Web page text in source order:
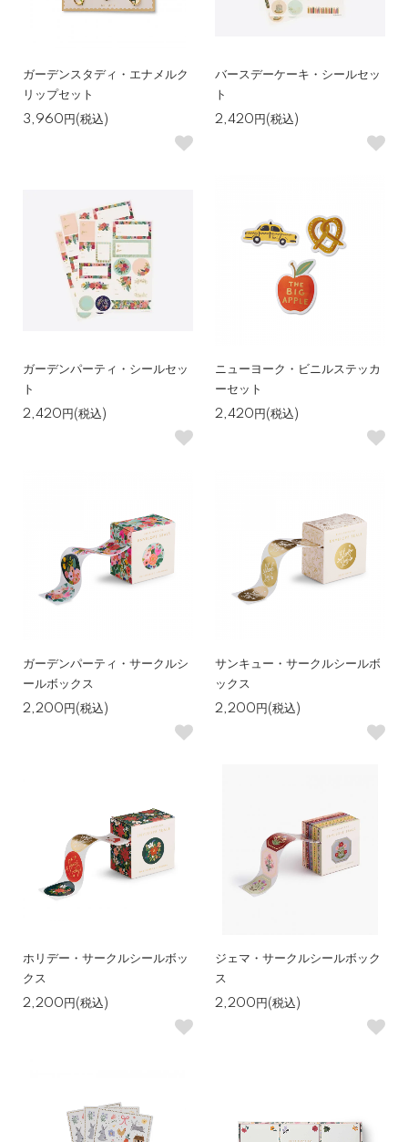
ガーデンスタディ・エナメルク
リップセット
3,960円(税込)
バースデーケーキ・シールセッ
ト
2,420円(税込)
ガーデンパーティ・シールセッ
ト
2,420円(税込)
ニューヨーク・ビニルステッカ
ーセット
2,420円(税込)
ガーデンパーティ・サークルシ
ールボックス
2,200円(税込)
サンキュー・サークルシールボ
ックス
2,200円(税込)
ホリデー・サークルシールボッ
クス
2,200円(税込)
ジェマ・サークルシールボック
ス
2,200円(税込)